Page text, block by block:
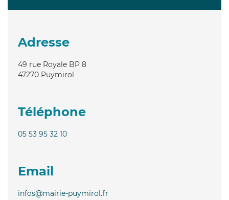
Adresse
49 rue Royale BP 8
47270 Puymirol
Téléphone
05 53 95 32 10
Email
infos@mairie-puymirol.fr